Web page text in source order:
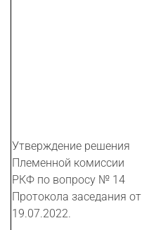
Утверждение решения
Племенной комиссии
РКФ по вопросу № 14
Протокола заседания от
19.07.2022.